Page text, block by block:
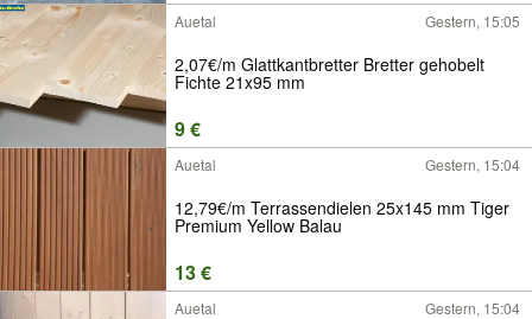
Auetal Gestern, 15:05
2,07€/m Glattkantbretter Bretter gehobelt
Fichte 21x95 mm
9 €
Auetal Gestern, 15:04
12,79€/m Terrassendielen 25x145 mm Tiger
Premium Yellow Balau
13 €
Auetal Gestern, 15:04